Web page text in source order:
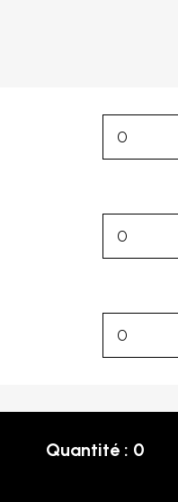
Quantité : 0